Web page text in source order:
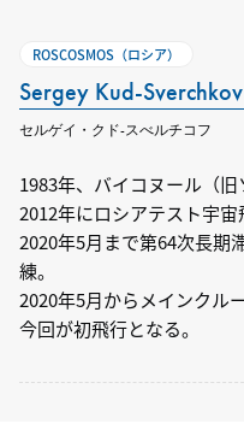
ROSCOSMOS（ロシア）
Sergey Kud-Sverchkov
セルゲイ・クド-スべルチコフ
1983年、バイコヌール（旧
2012年にロシアテスト宇宙
2020年5月まで第64次長期
練。
2020年5月からメインクル
今回が初飛行となる。